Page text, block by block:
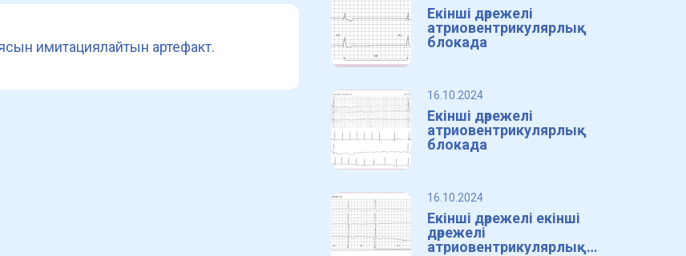
имитациялайтын артефакт.
Екінші дәрежелі
атриовентрикулярлық
блокада
16.10.2024
Екінші дәрежелі
атриовентрикулярлық
блокада
16.10.2024
Екінші дәрежелі екінші
дәрежелі
атриовентрикулярлық